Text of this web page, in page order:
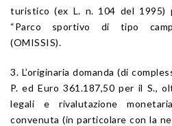
turistico (ex L. n. 104 del 1995)
“Parco sportivo di tipo
(OMISSIS).
3. L’originaria domanda (di
P. ed Euro 361.187,50 per il S.,
legali e rivalutazione
convenuta (in particolare con la